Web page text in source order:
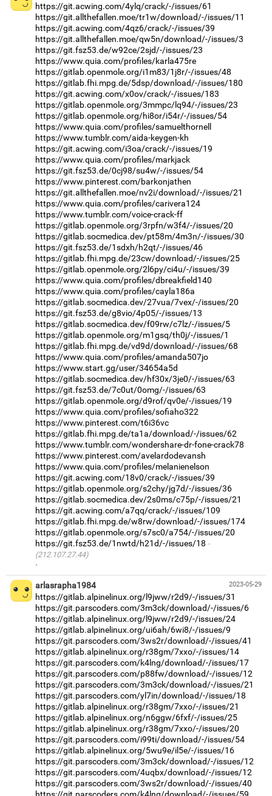
https://git.acwing.com/4ylq/crack/-/issues/61
https://git.allthefallen.moe/tr1w/download/-/issues/11
https://git.acwing.com/4qz6/crack/-/issues/39
https://git.allthefallen.moe/qw5n/download/-/issues/3
https://git.fsz53.de/w92ce/2sjd/-/issues/23
https://www.quia.com/profiles/karla475re
https://gitlab.openmole.org/i1m83/1j8r/-/issues/48
https://gitlab.fhi.mpg.de/5dsp/download/-/issues/180
https://git.acwing.com/x0ov/crack/-/issues/183
https://gitlab.openmole.org/3mmpc/lq94/-/issues/23
https://gitlab.openmole.org/hi8or/i54r/-/issues/54
https://www.quia.com/profiles/samuelthornell
https://www.tumblr.com/aida-keygen-kh
https://git.acwing.com/i3oa/crack/-/issues/19
https://www.quia.com/profiles/markjack
https://git.fsz53.de/0cj98/su4w/-/issues/54
https://www.pinterest.com/barkonjathen
https://git.allthefallen.moe/nv2i/download/-/issues/21
https://www.quia.com/profiles/carivera124
https://www.tumblr.com/voice-crack-ff
https://gitlab.openmole.org/3rpfn/w3f4/-/issues/20
https://gitlab.socmedica.dev/pt58m/4m3n/-/issues/30
https://git.fsz53.de/1sdxh/h2qt/-/issues/46
https://gitlab.fhi.mpg.de/23cw/download/-/issues/25
https://gitlab.openmole.org/2l6py/ci4u/-/issues/39
https://www.quia.com/profiles/dbreakfield140
https://www.quia.com/profiles/cayla186a
https://gitlab.socmedica.dev/27vua/7vex/-/issues/20
https://git.fsz53.de/g8vio/4p05/-/issues/13
https://gitlab.socmedica.dev/f09rw/c7lz/-/issues/5
https://gitlab.openmole.org/m1gsq/th0j/-/issues/1
https://gitlab.fhi.mpg.de/vd9d/download/-/issues/68
https://www.quia.com/profiles/amanda507jo
https://www.start.gg/user/34654a5d
https://gitlab.socmedica.dev/hf30x/3je0/-/issues/63
https://git.fsz53.de/7c0ut/0omg/-/issues/63
https://gitlab.openmole.org/d9rof/qv0e/-/issues/19
https://www.quia.com/profiles/sofiaho322
https://www.pinterest.com/t6i36vc
https://gitlab.fhi.mpg.de/ta1a/download/-/issues/62
https://www.tumblr.com/wondershare-dr-fone-crack78
https://www.pinterest.com/avelardodevansh
https://www.quia.com/profiles/melanienelson
https://git.acwing.com/18v0/crack/-/issues/39
https://gitlab.openmole.org/s2chy/jg7d/-/issues/36
https://gitlab.socmedica.dev/2s0ms/c75p/-/issues/21
https://git.acwing.com/a7qq/crack/-/issues/109
https://gitlab.fhi.mpg.de/w8rw/download/-/issues/174
https://gitlab.openmole.org/s7sc0/a754/-/issues/20
https://git.fsz53.de/1nwtd/h21d/-/issues/18
(212.107.27.44)
·
2023-05-29
arlasrapha1984
https://gitlab.alpinelinux.org/l9jww/r2d9/-/issues/31
https://git.parscoders.com/3m3ck/download/-/issues/6
https://gitlab.alpinelinux.org/l9jww/r2d9/-/issues/24
https://gitlab.alpinelinux.org/ui6ah/6wi8/-/issues/9
https://git.parscoders.com/3ws2r/download/-/issues/41
https://gitlab.alpinelinux.org/r38gm/7xxo/-/issues/14
https://git.parscoders.com/k4lng/download/-/issues/17
https://git.parscoders.com/p88fw/download/-/issues/12
https://git.parscoders.com/3m3ck/download/-/issues/21
https://git.parscoders.com/yl7in/download/-/issues/18
https://gitlab.alpinelinux.org/r38gm/7xxo/-/issues/21
https://gitlab.alpinelinux.org/n6ggw/6fxf/-/issues/25
https://gitlab.alpinelinux.org/r38gm/7xxo/-/issues/20
https://git.parscoders.com/i99ti/download/-/issues/54
https://gitlab.alpinelinux.org/5wu9e/il5e/-/issues/16
https://git.parscoders.com/3m3ck/download/-/issues/12
https://git.parscoders.com/4uqbx/download/-/issues/12
https://git.parscoders.com/3ws2r/download/-/issues/40